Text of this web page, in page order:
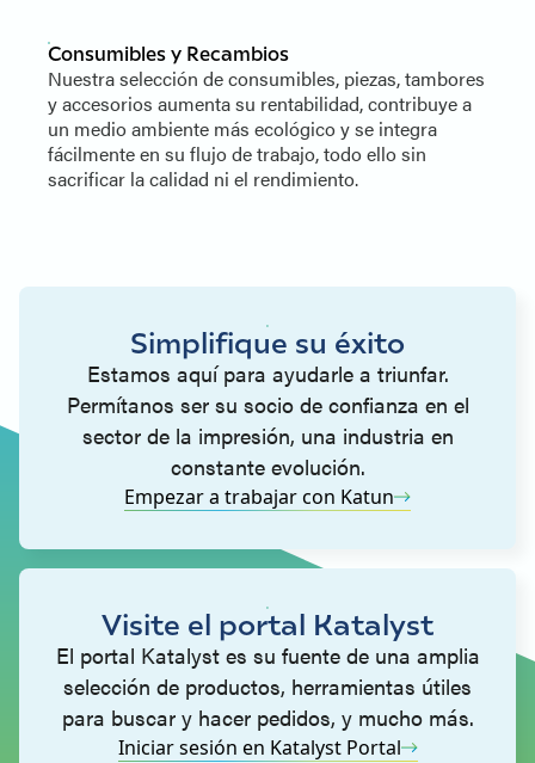
Consumibles y Recambios
Nuestra selección de consumibles, piezas, tambores
y accesorios aumenta su rentabilidad, contribuye a
un medio ambiente más ecológico y se integra
fácilmente en su flujo de trabajo, todo ello sin
sacrificar la calidad ni el rendimiento.
Simplifique su éxito
Estamos aquí para ayudarle a triunfar.
Permítanos ser su socio de confianza en el
sector de la impresión, una industria en
constante evolución.
Empezar a trabajar con Katun
Visite el portal Katalyst
El portal Katalyst es su fuente de una amplia
selección de productos, herramientas útiles
para buscar y hacer pedidos, y mucho más.
Iniciar sesión en Katalyst Portal